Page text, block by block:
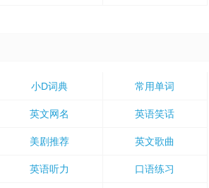
小D词典 常用单词
英文网名 英语笑话
美剧推荐 英文歌曲
英语听力 口语练习